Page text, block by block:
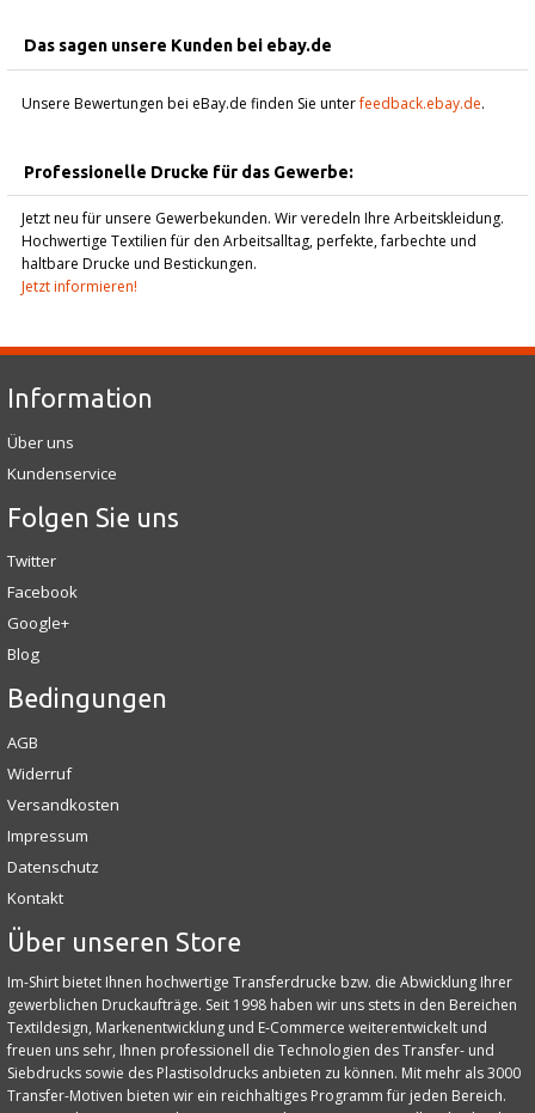
Das sagen unsere Kunden bei ebay.de
Unsere Bewertungen bei eBay.de finden Sie unterfeedback.ebay.de.
Professionelle Drucke für das Gewerbe:
Jetzt neu für unsere Gewerbekunden. Wir veredeln Ihre Arbeitskleidung.
Hochwertige Textilien für den Arbeitsalltag, perfekte, farbechte und
haltbare Drucke und Bestickungen.
Jetzt informieren!
Information
Über uns
Kundenservice
Folgen Sie uns
Twitter
Facebook
Google+
Blog
Bedingungen
AGB
Widerruf
Versandkosten
Impressum
Datenschutz
Kontakt
Über unseren Store
Im-Shirt bietet Ihnen hochwertige Transferdrucke bzw. die Abwicklung Ihrer
gewerblichen Druckaufträge. Seit 1998 haben wir uns stets in den Bereichen
Textildesign, Markenentwicklung und E‑Commerce weiterentwickelt und
freuen uns sehr, Ihnen professionell die Technologien des Transfer- und
Siebdrucks sowie des Plastisoldrucks anbieten zu können. Mit mehr als 3000
Transfer-Motiven bieten wir ein reichhaltiges Programm für jeden Bereich.